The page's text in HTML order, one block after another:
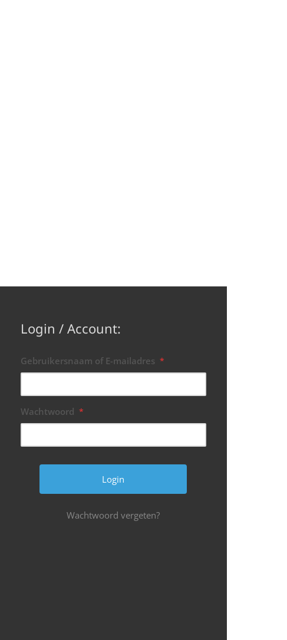
Login / Account:
Gebruikersnaam of E-mailadres *
Wachtwoord *
Wachtwoord vergeten?